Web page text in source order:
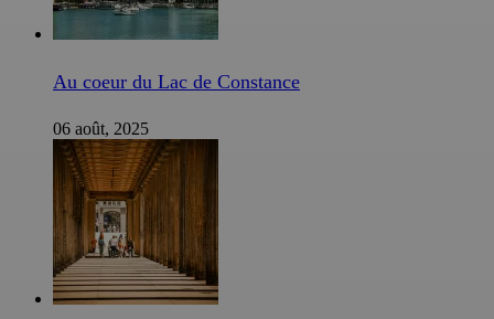
Au coeur du Lac de Constance
06 août, 2025